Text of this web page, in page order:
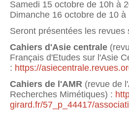
Samedi 15 octobre de 10h à
Dimanche 16 octobre de 10 à
Seront présentées les revues
Cahiers d'Asie centrale
Français d'Etudes sur l'Asie
: https://
Cahiers de l'AMR (revue de
Recherches Mimétiques) :
girard.fr/57_p_44417/